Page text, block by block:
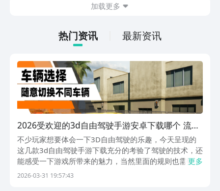
情。如果大家想要下载这款游戏，其实方
下游戏的主要乐趣吧。
加载更多
热门资讯 最新资讯
2026受欢迎的3d自由驾驶手游安卓下载哪个 流行
的3d自由驾驶游戏手机版介绍
不少玩家想要体会一下3D自由驾驶的乐趣，今天呈现的
这几款3d自由驾驶手游下载充分的考验了驾驶的技术，还
能感受一下游戏所带来的魅力，当然里面的规则也需要大
家详细的了解，喜欢的话赶快来探索吧。喜欢这类游戏的
更多
2026-03-31 19:57:43